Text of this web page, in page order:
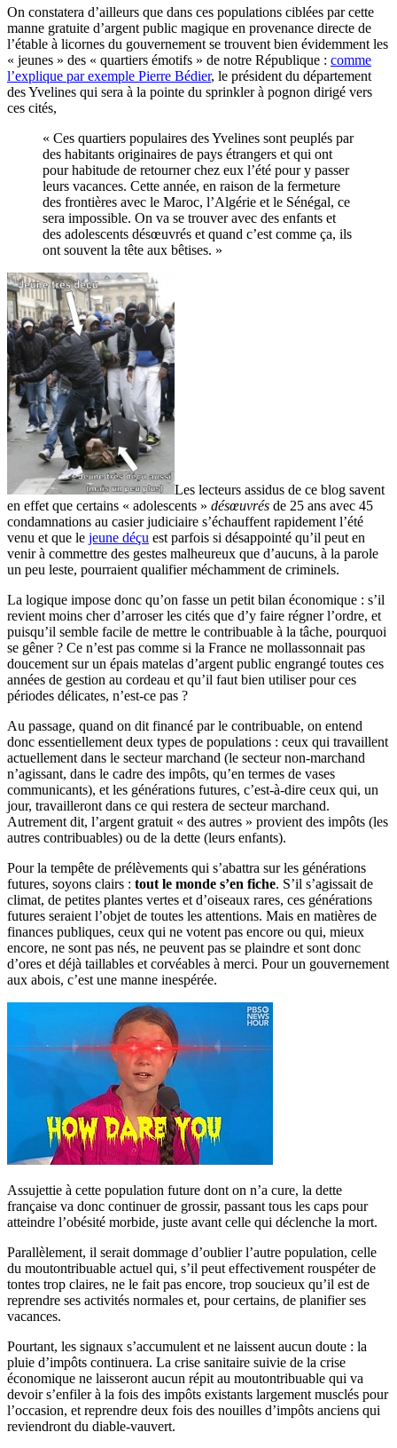
On constatera d’ailleurs que dans ces populations ciblées par cette
manne gratuite d’argent public magique en provenance directe de
l’étable à licornes du gouvernement se trouvent bien évidemment les
« jeunes » des « quartiers émotifs » de notre République : comme
l’explique par exemple Pierre Bédier, le président du département
des Yvelines qui sera à la pointe du sprinkler à pognon dirigé vers
ces cités,
« Ces quartiers populaires des Yvelines sont peuplés par
des habitants originaires de pays étrangers et qui ont
pour habitude de retourner chez eux l’été pour y passer
leurs vacances. Cette année, en raison de la fermeture
des frontières avec le Maroc, l’Algérie et le Sénégal, ce
sera impossible. On va se trouver avec des enfants et
des adolescents désœuvrés et quand c’est comme ça, ils
ont souvent la tête aux bêtises. »
Les lecteurs assidus de ce blog savent
en effet que certains « adolescents » désœuvrés de 25 ans avec 45
condamnations au casier judiciaire s’échauffent rapidement l’été
venu et que le jeune déçu est parfois si désappointé qu’il peut en
venir à commettre des gestes malheureux que d’aucuns, à la parole
un peu leste, pourraient qualifier méchamment de criminels.
La logique impose donc qu’on fasse un petit bilan économique : s’il
revient moins cher d’arroser les cités que d’y faire régner l’ordre, et
puisqu’il semble facile de mettre le contribuable à la tâche, pourquoi
se gêner ? Ce n’est pas comme si la France ne mollassonnait pas
doucement sur un épais matelas d’argent public engrangé toutes ces
années de gestion au cordeau et qu’il faut bien utiliser pour ces
périodes délicates, n’est-ce pas ?
Au passage, quand on dit financé par le contribuable, on entend
donc essentiellement deux types de populations : ceux qui travaillent
actuellement dans le secteur marchand (le secteur non-marchand
n’agissant, dans le cadre des impôts, qu’en termes de vases
communicants), et les générations futures, c’est-à-dire ceux qui, un
jour, travailleront dans ce qui restera de secteur marchand.
Autrement dit, l’argent gratuit « des autres » provient des impôts (les
autres contribuables) ou de la dette (leurs enfants).
Pour la tempête de prélèvements qui s’abattra sur les générations
futures, soyons clairs : tout le monde s’en fiche. S’il s’agissait de
climat, de petites plantes vertes et d’oiseaux rares, ces générations
futures seraient l’objet de toutes les attentions. Mais en matières de
finances publiques, ceux qui ne votent pas encore ou qui, mieux
encore, ne sont pas nés, ne peuvent pas se plaindre et sont donc
d’ores et déjà taillables et corvéables à merci. Pour un gouvernement
aux abois, c’est une manne inespérée.
Assujettie à cette population future dont on n’a cure, la dette
française va donc continuer de grossir, passant tous les caps pour
atteindre l’obésité morbide, juste avant celle qui déclenche la mort.
Parallèlement, il serait dommage d’oublier l’autre population, celle
du moutontribuable actuel qui, s’il peut effectivement rouspéter de
tontes trop claires, ne le fait pas encore, trop soucieux qu’il est de
reprendre ses activités normales et, pour certains, de planifier ses
vacances.
Pourtant, les signaux s’accumulent et ne laissent aucun doute : la
pluie d’impôts continuera. La crise sanitaire suivie de la crise
économique ne laisseront aucun répit au moutontribuable qui va
devoir s’enfiler à la fois des impôts existants largement musclés pour
l’occasion, et reprendre deux fois des nouilles d’impôts anciens qui
reviendront du diable-vauvert.